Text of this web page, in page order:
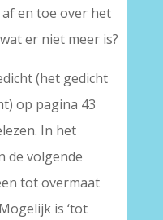
en toe over het
er niet meer is?
(het gedicht
op pagina 43
In het
de volgende
tot overmaat
is ‘tot